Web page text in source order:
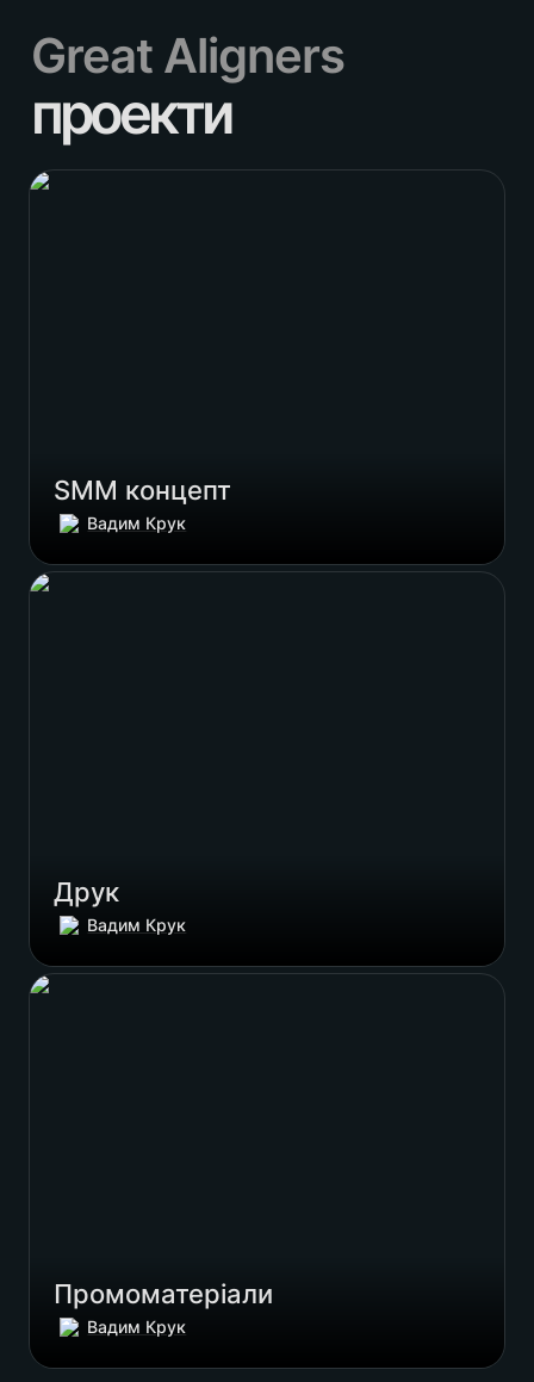
Great Aligners
проекти
SMM концепт
SMM концепт
Вадим Крук
Друк
Друк
Вадим Крук
Промоматеріали
Промоматеріали
Вадим Крук